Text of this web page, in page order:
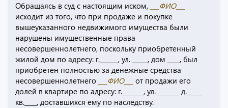
Обращаясь в суд с настоящим иском,
___ФИО___
исходит из того, что при продаже и покупке
вышеуказанного недвижимого имущества были
нарушены имущественные права
несовершеннолетнего, поскольку приобретенный
жилой дом по адресу: г.______, ул. _____, дом ____, был
приобретен полностью за денежные средства
несовершеннолетнего
___ФИО___ от продажи его
долей в квартире по адресу: г._______, ул. _______ д._____
кв.____, доставшихся ему по наследству.